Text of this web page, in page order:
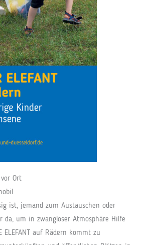
Ort
ist, jemand zum Austauschen oder
da, um in zwangloser Atmosphäre Hilfe
ELEFANT auf Rädern kommt zu